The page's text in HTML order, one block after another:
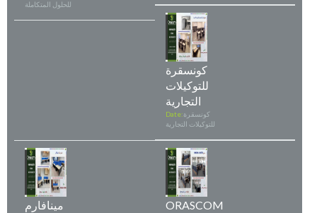
للحلول المتكاملة
كونسقرة
للتوكيلات
التجارية
Date:كونسقرة
للتوكيلات التجارية
مينافارم
ORASCOM